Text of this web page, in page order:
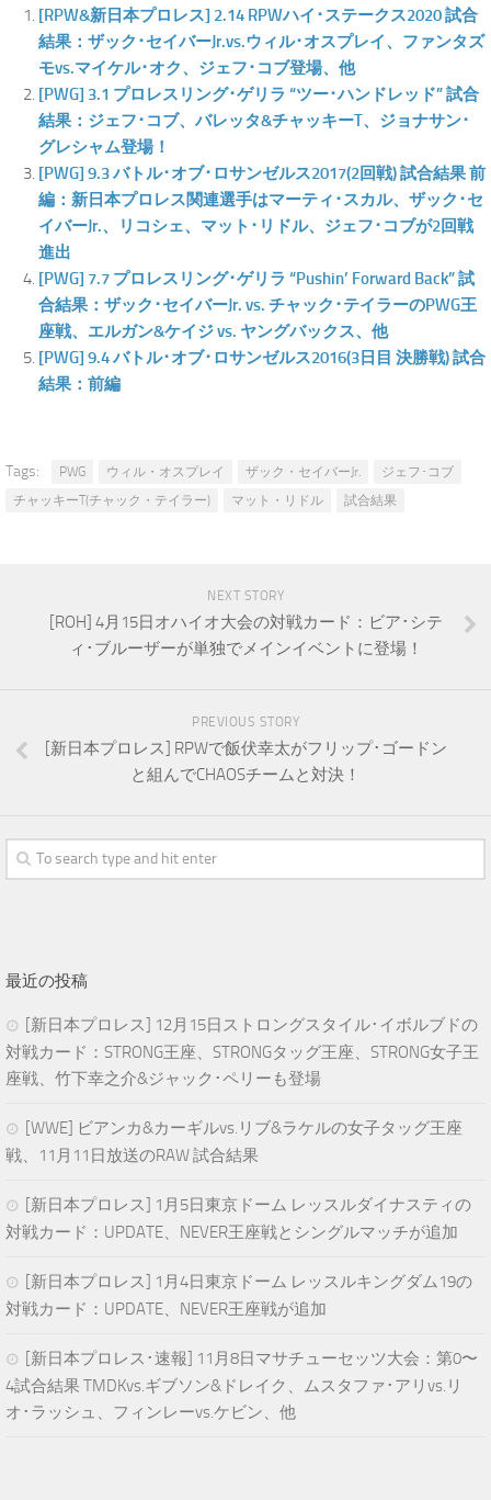
[RPW&新日本プロレス] 2.14 RPWハイ･ステークス2020 試合
結果：ザック･セイバーJr.vs.ウィル･オスプレイ、ファンタズ
モvs.マイケル･オク、ジェフ･コブ登場、他
[PWG] 3.1 プロレスリング･ゲリラ “ツー･ハンドレッド” 試合
結果：ジェフ･コブ、バレッタ&チャッキーT、ジョナサン･
グレシャム登場！
[PWG] 9.3 バトル･オブ･ロサンゼルス2017(2回戦) 試合結果 前
編：新日本プロレス関連選手はマーティ･スカル、ザック･セ
イバーJr.、リコシェ、マット･リドル、ジェフ･コブが2回戦
進出
[PWG] 7.7 プロレスリング･ゲリラ “Pushin’ Forward Back” 試
合結果：ザック･セイバーJr. vs. チャック･テイラーのPWG王
座戦、エルガン&ケイジ vs. ヤングバックス、他
[PWG] 9.4 バトル･オブ･ロサンゼルス2016(3日目 決勝戦) 試合
結果：前編
Tags: PWG ウィル・オスプレイ ザック・セイバーJr.
ジェフ･コブ
チャッキーT(チャック・テイラー)
マット・リドル 試合結果
NEXT STORY
[ROH] 4月15日オハイオ大会の対戦カード：ビア･シテ
ィ･ブルーザーが単独でメインイベントに登場！
PREVIOUS STORY
[新日本プロレス] RPWで飯伏幸太がフリップ･ゴードン
と組んでCHAOSチームと対決！
最近の投稿
[新日本プロレス] 12月15日ストロングスタイル･イボルブドの
対戦カード：STRONG王座、STRONGタッグ王座、STRONG女子王
座戦、竹下幸之介&ジャック･ペリーも登場
[WWE] ビアンカ&カーギルvs.リブ&ラケルの女子タッグ王座
戦、11月11日放送のRAW 試合結果
[新日本プロレス] 1月5日東京ドーム レッスルダイナスティの
対戦カード：UPDATE、NEVER王座戦とシングルマッチが追加
[新日本プロレス] 1月4日東京ドーム レッスルキングダム19の
対戦カード：UPDATE、NEVER王座戦が追加
[新日本プロレス･速報] 11月8日マサチューセッツ大会：第0〜
4試合結果 TMDKvs.ギブソン&ドレイク、ムスタファ･アリvs.リ
オ･ラッシュ、フィンレーvs.ケビン、他